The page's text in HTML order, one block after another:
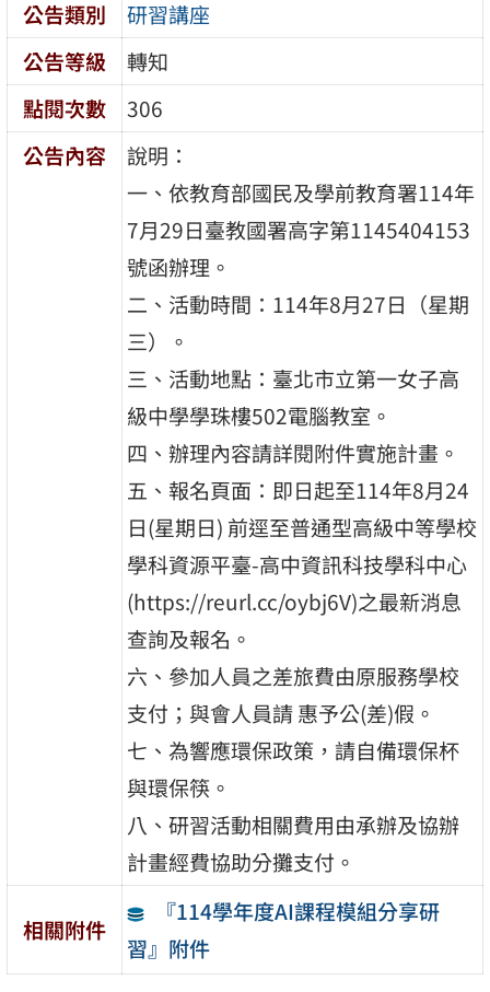
公告類別
研習講座
公告等級
轉知
點閱次數
306
公告內容
說明：
一、依教育部國民及學前教育署114年
7月29日臺教國署高字第1145404153
號函辦理。
二、活動時間：114年8月27日（星期
三）。
三、活動地點：臺北市立第一女子高
級中學學珠樓502電腦教室。
四、辦理內容請詳閱附件實施計畫。
五、報名頁面：即日起至114年8月24
日(星期日) 前逕至普通型高級中等學校
學科資源平臺-高中資訊科技學科中心
(https://reurl.cc/oybj6V)之最新消息
查詢及報名。
六、參加人員之差旅費由原服務學校
支付；與會人員請 惠予公(差)假。
七、為響應環保政策，請自備環保杯
與環保筷。
八、研習活動相關費用由承辦及協辦
計畫經費協助分攤支付。
相關附件
『114學年度AI課程模組分享研
習』附件